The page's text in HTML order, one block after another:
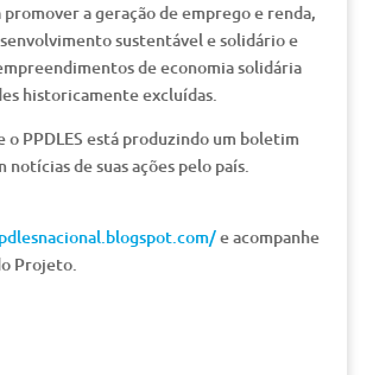
promover a geração de emprego e renda,
sustentável e solidário e
de economia solidária
historicamente excluídas.
o PPDLES está produzindo um boletim
de suas ações pelo país.
e acompanhe
Projeto.